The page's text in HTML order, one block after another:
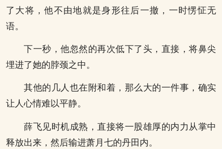
了大将，他不由地就是身形往后一撤，一时愣怔无
语。
下一秒，他忽然的再次低下了头，直接，将鼻尖
埋进了她的脖颈之中。
其他的几人也在附和着，那么大的一件事，确实
让人心情难以平静。
薛飞见时机成熟，直接将一股雄厚的内力从掌中
释放出来，然后输进萧月七的丹田内。